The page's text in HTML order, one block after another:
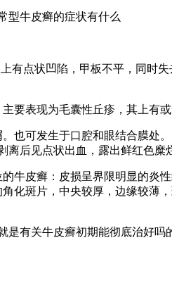
有点状凹陷，甲板不平，同时
要表现为毛囊性丘疹，其上有
也可发生于口腔和眼结合膜处
后见点状出血，露出鲜红色糜
牛皮癣：皮损呈界限明显的炎
化斑片，中央较厚，边缘较薄
是有关牛皮癣初期能彻底治好